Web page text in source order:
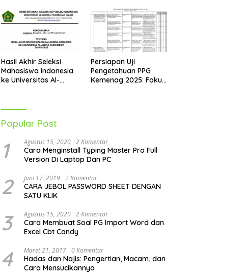
Hasil Akhir Seleksi
Mahasiswa Indonesia
ke Universitas Al-
Persiapan Uji
Pengetahuan PPG
Kemenag 2025: Fokus
Popular Post
1 Agustus 15, 2020 2 Komentar
Cara Menginstall Typing Master Pro Full
Version Di Laptop Dan PC
2 Juni 17, 2019 2 Komentar
CARA JEBOL PASSWORD SHEET DENGAN
SATU KLIK
3 Agustus 15, 2020 2 Komentar
Cara Membuat Soal PG Import Word dan
Excel Cbt Candy
4 Maret 21, 2017 0 Komentar
Hadas dan Najis: Pengertian, Macam, dan
Cara Mensucikannya